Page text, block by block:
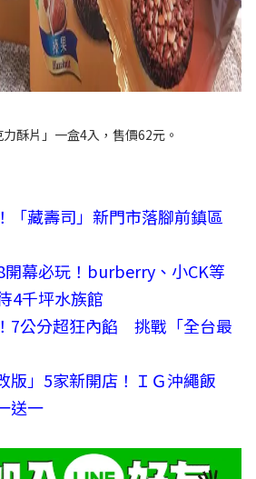
酥片」一盒4入，售價62元。
「藏壽司」新門市落腳前鎮區
幕必玩！burberry、小CK等
4千坪水族館
7公分超狂內餡 挑戰「全台最
版」5家新開店！ＩＧ沖繩飯
送一